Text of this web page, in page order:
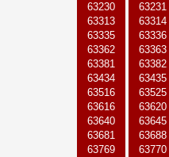
63230
63231
63313
63314
63335
63336
63362
63363
63381
63382
63434
63435
63516
63525
63616
63620
63640
63645
63681
63688
63769
63770